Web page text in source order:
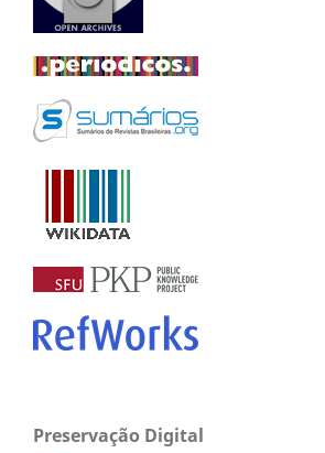
Preservação Digital